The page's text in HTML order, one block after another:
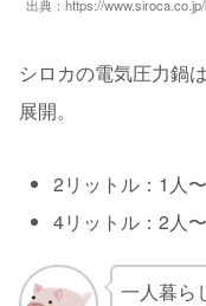
出典：https://
シロカの電気圧力鍋
展開。
2リットル：1人
4リットル：2人
一人暮ら